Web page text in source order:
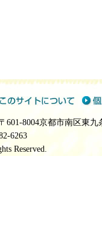
8004京都市南区東九
6263
Reserved.